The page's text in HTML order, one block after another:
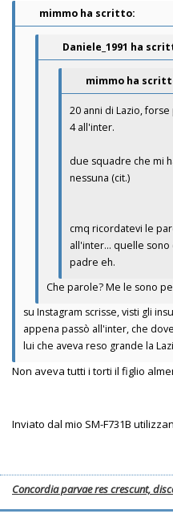
mimmo ha scritto:
Daniele_1991 ha
mimmo ha
20 anni di Lazio,
4 all'inter.
due squadre che mi
nessuna (cit.)
cmq ricordatevi le
all'inter... quelle sono
padre eh.
Che parole? Me le sono
su Instagram scrisse, visti gli
appena passò all'inter, che
lui che aveva reso grande la
Non aveva tutti i torti il figlio
Inviato dal mio SM-F731B
Concordia parvae res crescunt,